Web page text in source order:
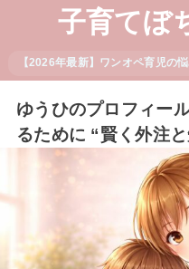
子育てぼ
【2026年最新】ワンオペ育児の
ゆうひのプロフィー
るために “賢く外注